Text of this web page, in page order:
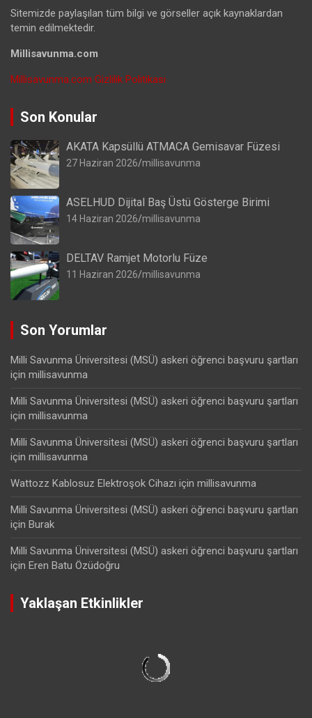
Sitemizde paylaşılan tüm bilgi ve görseller açık kaynaklardan
temin edilmektedir.
Millisavunma.com
Millisavunma.com Gizlilik Politikası
Son Konular
AKATA Kapsüllü ATMACA Gemisavar Füzesi
27 Haziran 2026 millisavunma
ASELHUD Dijital Baş Üstü Gösterge Birimi
14 Haziran 2026 millisavunma
DELTAV Ramjet Motorlu Füze
11 Haziran 2026 millisavunma
Son Yorumlar
Milli Savunma Üniversitesi (MSÜ) askeri öğrenci başvuru şartları
için millisavunma
Milli Savunma Üniversitesi (MSÜ) askeri öğrenci başvuru şartları
için millisavunma
Milli Savunma Üniversitesi (MSÜ) askeri öğrenci başvuru şartları
için millisavunma
Wattozz Kablosuz Elektroşok Cihazı için millisavunma
Milli Savunma Üniversitesi (MSÜ) askeri öğrenci başvuru şartları
için Burak
Milli Savunma Üniversitesi (MSÜ) askeri öğrenci başvuru şartları
için Eren Batu Özüdoğru
Yaklaşan Etkinlikler